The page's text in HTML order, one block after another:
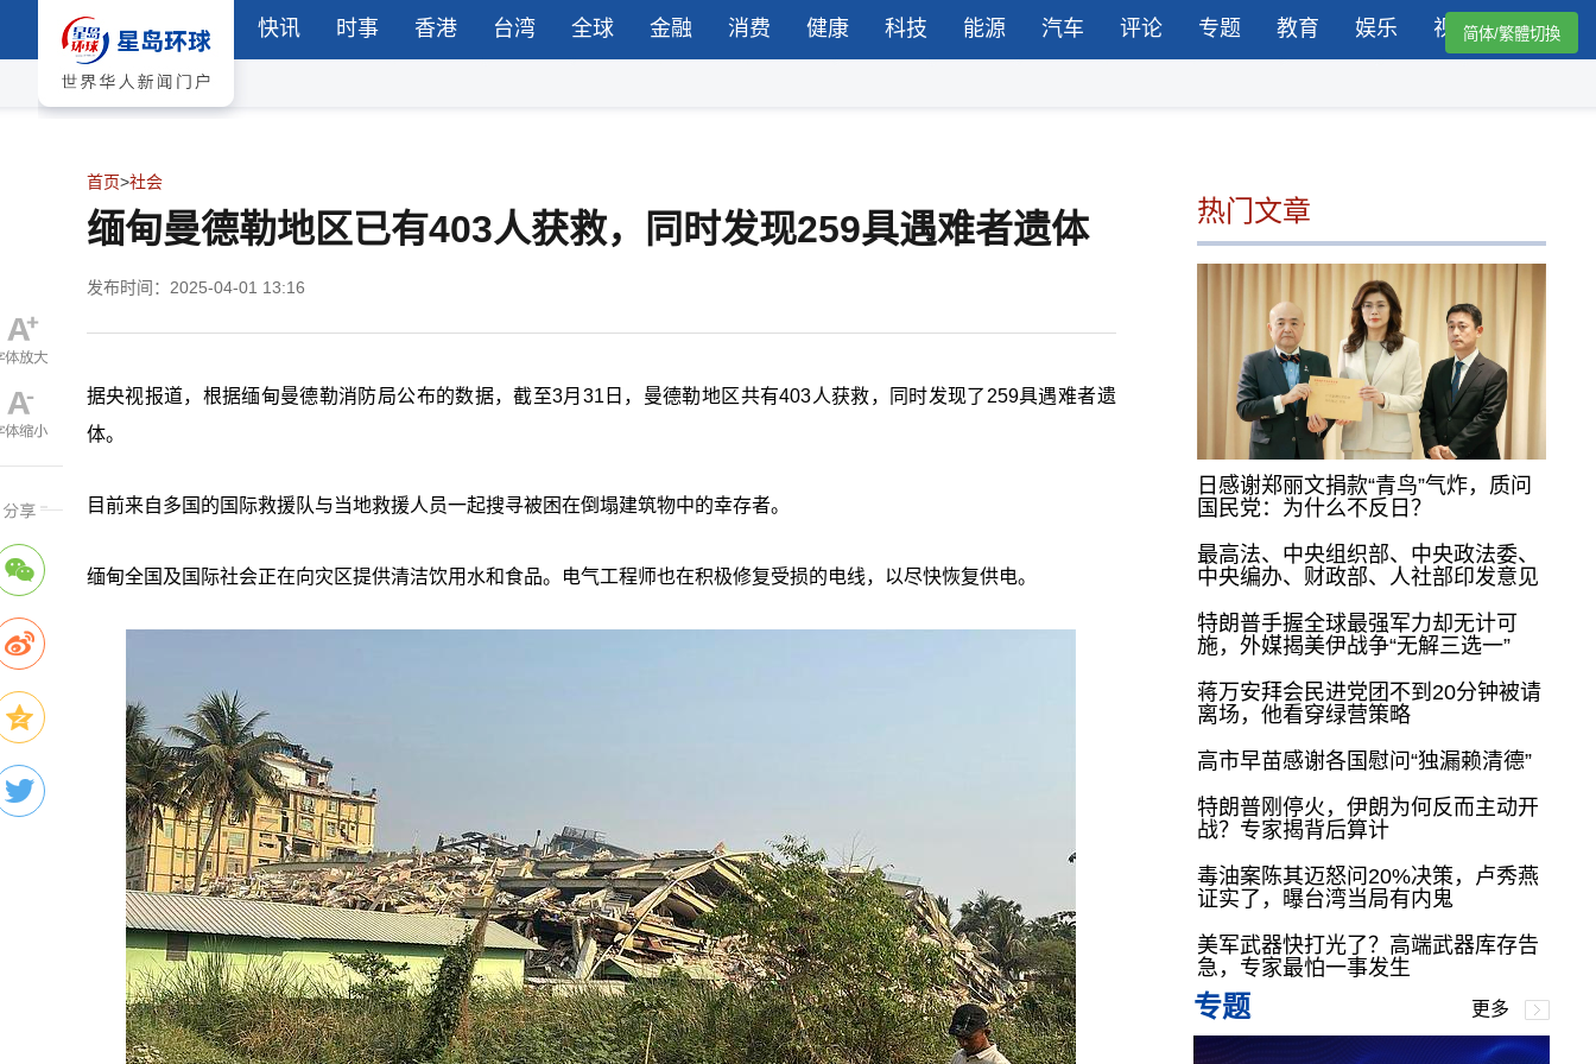
快讯 时事 香港 台湾 全球 金融 消费 健康 科技 能源 汽车 评论 专题 教育 娱乐 视频简体/繁體切換
首页>社会
缅甸曼德勒地区已有403人获救，同时发现259具遇难者遗体
发布时间：2025-04-01 13:16
据央视报道， 根据缅甸曼德勒消防局公布的数据，截至3月31日，曼德勒地区共有403人获救，同时发现了259具遇难者遗
体。
目前来自多国的国际救援队与当地救援人员一起搜寻被困在倒塌建筑物中的幸存者。
缅甸全国及国际社会正在向灾区提供清洁饮用水和食品。电气工程师也在积极修复受损的电线，以尽快恢复供电。
热门文章
日感谢郑丽文捐款“青鸟”气炸，质问
国民党：为什么不反日？
最高法、中央组织部、中央政法委、
中央编办、财政部、人社部印发意见
特朗普手握全球最强军力却无计可
施，外媒揭美伊战争“无解三选一”
蒋万安拜会民进党团不到20分钟被请
离场，他看穿绿营策略
高市早苗感谢各国慰问“独漏赖清德”
特朗普刚停火，伊朗为何反而主动开
战？专家揭背后算计
毒油案陈其迈怒问20%决策，卢秀燕
证实了，曝台湾当局有内鬼
美军武器快打光了？高端武器库存告
急，专家最怕一事发生
专题 更多